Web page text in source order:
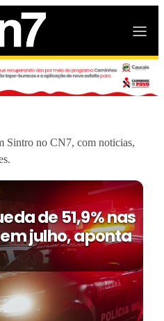
Sintro no CN7, com noticias,
de 51,9% nas
julho, aponta